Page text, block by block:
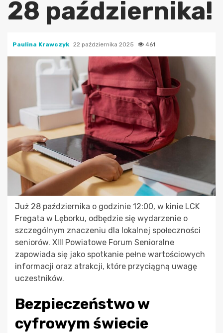
28 października!
Paulina Krawczyk 22 października 2025 461
Już 28 października o godzinie 12:00, w kinie LCK
Fregata w Lęborku, odbędzie się wydarzenie o
szczególnym znaczeniu dla lokalnej społeczności
seniorów. XIII Powiatowe Forum Senioralne
zapowiada się jako spotkanie pełne wartościowych
informacji oraz atrakcji, które przyciągną uwagę
uczestników.
Bezpieczeństwo w
cyfrowym świecie